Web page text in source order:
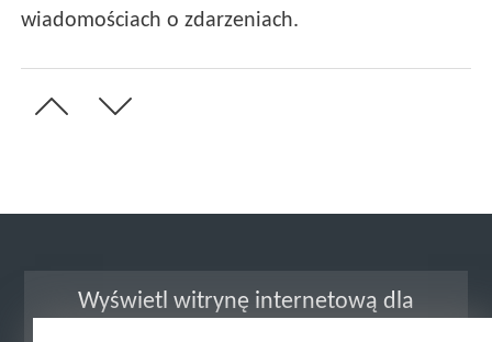
wiadomościach o zdarzeniach.
Wyświetl witrynę internetową dla